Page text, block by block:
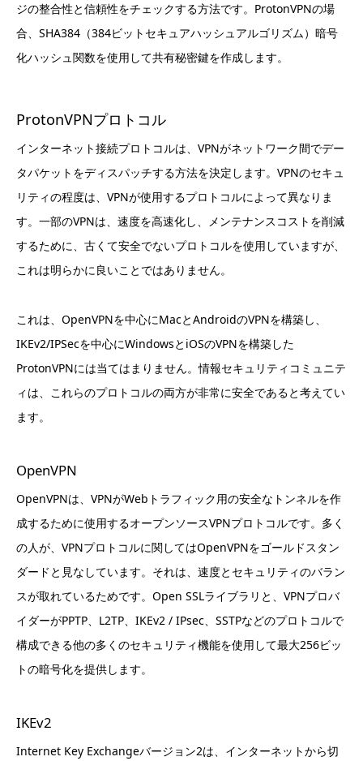
ジの整合性と信頼性をチェックする方法です。ProtonVPNの場
合、SHA384（384ビットセキュアハッシュアルゴリズム）暗号
化ハッシュ関数を使用して共有秘密鍵を作成します。
ProtonVPNプロトコル
インターネット接続プロトコルは、VPNがネットワーク間でデー
タパケットをディスパッチする方法を決定します。VPNのセキュ
リティの程度は、VPNが使用するプロトコルによって異なりま
す。一部のVPNは、速度を高速化し、メンテナンスコストを削減
するために、古くて安全でないプロトコルを使用していますが、
これは明らかに良いことではありません。
これは、OpenVPNを中心にMacとAndroidのVPNを構築し、
IKEv2/IPSecを中心にWindowsとiOSのVPNを構築した
ProtonVPNには当てはまりません。情報セキュリティコミュニテ
ィは、これらのプロトコルの両方が非常に安全であると考えてい
ます。
OpenVPN
OpenVPNは、VPNがWebトラフィック用の安全なトンネルを作
成するために使用するオープンソースVPNプロトコルです。多く
の人が、VPNプロトコルに関してはOpenVPNをゴールドスタン
ダードと見なしています。それは、速度とセキュリティのバラン
スが取れているためです。Open SSLライブラリと、VPNプロバ
イダーがPPTP、L2TP、IKEv2 / IPsec、SSTPなどのプロトコルで
構成できる他の多くのセキュリティ機能を使用して最大256ビッ
トの暗号化を提供します。
IKEv2
Internet Key Exchangeバージョン2は、インターネットから切